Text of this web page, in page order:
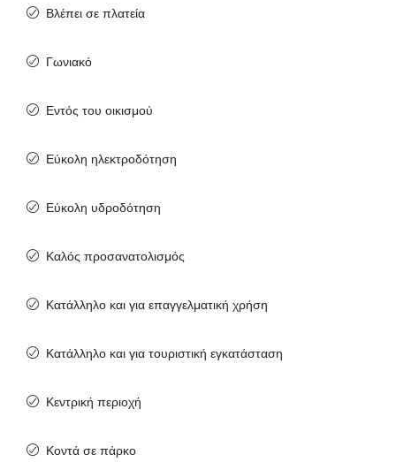
Βλέπει σε πλατεία
Γωνιακό
Εντός του οικισμού
Εύκολη ηλεκτροδότηση
Εύκολη υδροδότηση
Καλός προσανατολισμός
Κατάλληλο και για επαγγελματική χρήση
Κατάλληλο και για τουριστική εγκατάσταση
Κεντρική περιοχή
Κοντά σε πάρκο